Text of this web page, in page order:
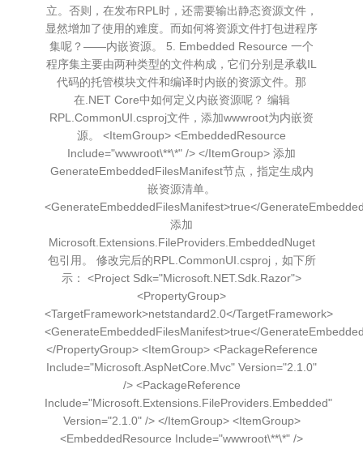
立。否则，在发布RPL时，还需要输出静态资源文件，
显然增加了使用的难度。而如何将资源文件打包进程序
集呢？——内嵌资源。 5. Embedded Resource 一个
程序集主要由两种类型的文件构成，它们分别是承载IL
代码的托管模块文件和编译时内嵌的资源文件。那
在.NET Core中如何定义内嵌资源呢？ 编辑
RPL.CommonUI.csproj文件，添加wwwroot为内嵌资
源。 <ItemGroup> <EmbeddedResource
Include="wwwroot\**\*" /> </ItemGroup> 添加
GenerateEmbeddedFilesManifest节点，指定生成内
嵌资源清单。
<GenerateEmbeddedFilesManifest>true</
添加
Microsoft.Extensions.FileProviders.EmbeddedNuget
包引用。 修改完后的RPL.CommonUI.csproj，如下所
示： <Project Sdk="Microsoft.NET.Sdk.Razor">
<PropertyGroup>
<TargetFramework>netstandard2.0</TargetFramework>
<GenerateEmbeddedFilesManifest>true</
</PropertyGroup> <ItemGroup> <PackageReference
Include="Microsoft.AspNetCore.Mvc" Version="2.1.0"
/> <PackageReference
Include="Microsoft.Extensions.FileProviders.Embedded"
Version="2.1.0" /> </ItemGroup> <ItemGroup>
<EmbeddedResource Include="wwwroot\**\*" />